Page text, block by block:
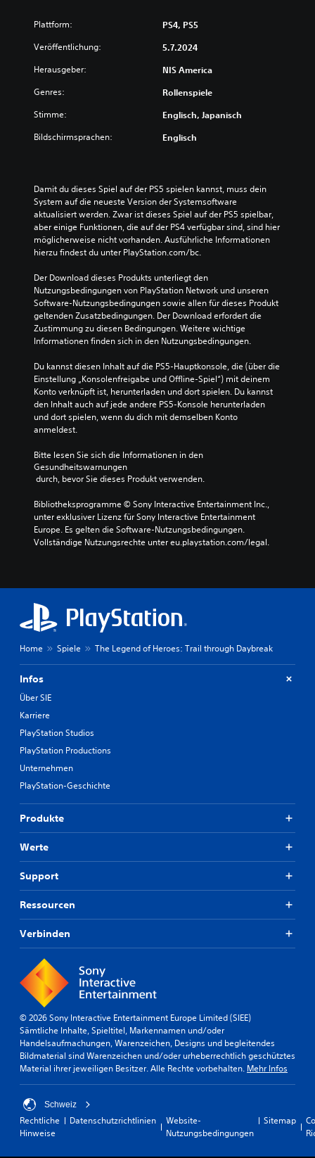
Plattform: PS4, PS5
Veröffentlichung: 5.7.2024
Herausgeber: NIS America
Genres: Rollenspiele
Stimme: Englisch, Japanisch
Bildschirmsprachen: Englisch
Damit du dieses Spiel auf der PS5 spielen kannst, muss dein
System auf die neueste Version der Systemsoftware
aktualisiert werden. Zwar ist dieses Spiel auf der PS5 spielbar,
aber einige Funktionen, die auf der PS4 verfügbar sind, sind hier
möglicherweise nicht vorhanden. Ausführliche Informationen
hierzu findest du unter PlayStation.com/bc.
Der Download dieses Produkts unterliegt den
Nutzungsbedingungen von PlayStation Network und unseren
Software-Nutzungsbedingungen sowie allen für dieses Produkt
geltenden Zusatzbedingungen. Der Download erfordert die
Zustimmung zu diesen Bedingungen. Weitere wichtige
Informationen finden sich in den Nutzungsbedingungen.
Du kannst diesen Inhalt auf die PS5-Hauptkonsole, die (über die
Einstellung „Konsolenfreigabe und Offline-Spiel“) mit deinem
Konto verknüpft ist, herunterladen und dort spielen. Du kannst
den Inhalt auch auf jede andere PS5-Konsole herunterladen
und dort spielen, wenn du dich mit demselben Konto
anmeldest.
Bitte lesen Sie sich die Informationen in den
Gesundheitswarnungen
durch, bevor Sie dieses Produkt verwenden.
Bibliotheksprogramme © Sony Interactive Entertainment Inc.,
unter exklusiver Lizenz für Sony Interactive Entertainment
Europe. Es gelten die Software-Nutzungsbedingungen.
Vollständige Nutzungsrechte unter eu.playstation.com/legal.
Home Spiele The Legend of Heroes: Trail through Daybreak
Infos
Über SIE
Karriere
PlayStation Studios
PlayStation Productions
Unternehmen
PlayStation-Geschichte
Produkte
Werte
Support
Ressourcen
Verbinden
© 2026 Sony Interactive Entertainment Europe Limited (SIEE)
Sämtliche Inhalte, Spieltitel, Markennamen und/oder
Handelsaufmachungen, Warenzeichen, Designs und begleitendes
Bildmaterial sind Warenzeichen und/oder urheberrechtlich geschütztes
Material ihrer jeweiligen Besitzer. Alle Rechte vorbehalten. Mehr Infos
Schweiz
Rechtliche
Hinweise
Datenschutzrichtlinien
Website-
Nutzungsbedingungen
Sitemap